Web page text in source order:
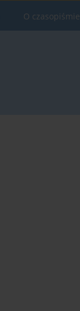
O czasopiśmie